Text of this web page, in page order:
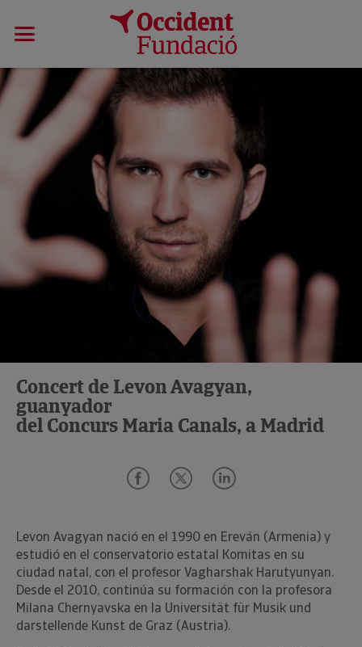
Concert de Levon Avagyan,
guanyador
del Concurs Maria Canals, a Madrid
Levon Avagyan nació en el 1990 en Ereván (Armenia) y
estudió en el conservatorio estatal Komitas en su
ciudad natal, con el profesor Vagharshak Harutyunyan.
Desde el 2010, continúa su formación con la profesora
Milana Chernyavska en la Universität für Musik und
darstellende Kunst de Graz (Austria).